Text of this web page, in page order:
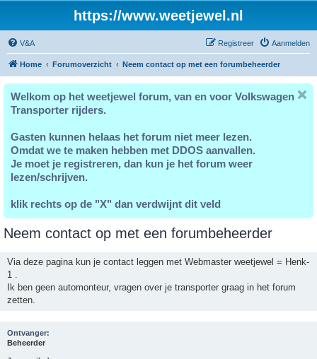
https://www.weetjewel.nl
V&A Aanmelden
Registreer
Home Forumoverzicht Neem contact op met een forumbeheerder
Welkom op het weetjewel forum, van en voor Volkswagen
Transporter rijders.
Gasten kunnen helaas het forum niet meer lezen.
Omdat we te maken hebben met DDOS aanvallen.
Je moet je registreren, dan kun je het forum weer
lezen/schrijven.
klik rechts op de "X" dan verdwijnt dit veld
Neem contact op met een forumbeheerder
Via deze pagina kun je contact leggen met Webmaster weetjewel = Henk-
1 .
Ik ben geen automonteur, vragen over je transporter graag in het forum
zetten.
Ontvanger:
Beheerder